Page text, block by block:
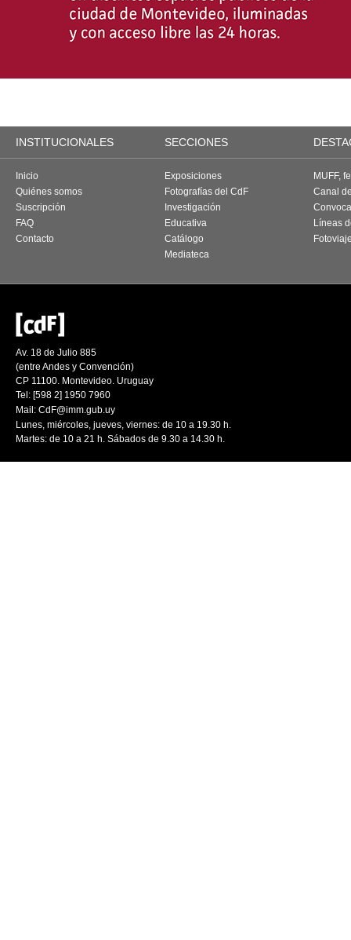
INSTITUCIONALES SECCIONES
Inicio
Quiénes somos
Suscripción
FAQ
Contacto
Exposiciones
Fotografías del CdF
Investigación
Educativa
Catálogo
Mediateca
MUFF,
Canal
Líneas
Av. 18 de Julio 885
(entre Andes y Convención)
CP 11100. Montevideo. Uruguay
Tel: [598 2] 1950 7960
Mail: CdF@imm.gub.uy
Lunes, miércoles, jueves, viernes: de 10 a 19.30 h.
Martes: de 10 a 21 h. Sábados de 9.30 a 14.30 h.